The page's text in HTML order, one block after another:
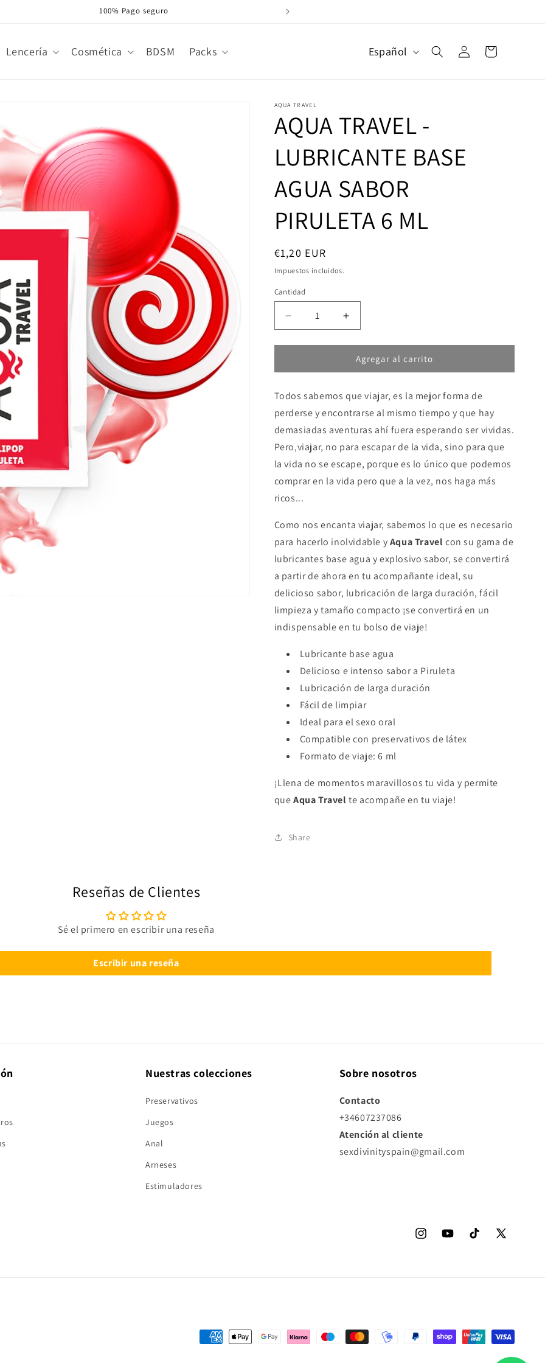
100% Pago seguro
Lencería Cosmética BDSM Packs
a
Español
sesión
Carrito
AQUA TRAVEL
AQUA TRAVEL -
LUBRICANTE BASE
AGUA SABOR
PIRULETA 6 ML
Precio
habitual
€1,20 EUR
Impuestos incluidos.
Cantidad
Reducir
cantidad
para
TRAVEL
LUBRICANTE
BASE
AGUA
SABOR
PIRULETA
6
Aumentar
cantidad
para
AQUA
TRAVEL
LUBRICANTE
BASE
SABOR
PIRULETA
6
ML
Agregar al carrito
Todos sabemos que viajar, es la mejor forma de
perderse y encontrarse al mismo tiempo y que hay
demasiadas aventuras ahí fuera esperando ser vividas.
Pero,viajar, no para escapar de la vida, sino para que
la vida no se escape, porque es lo único que podemos
comprar en la vida pero que a la vez, nos haga más
ricos...
Como nos encanta viajar, sabemos lo que es necesario
para hacerlo inolvidable yAqua Travelcon su gama de
lubricantes base agua y explosivo sabor, se convertirá
a partir de ahora en tu acompañante ideal, su
delicioso sabor, lubricación de larga duración, fácil
limpieza y tamaño compacto ¡se convertirá en un
indispensable en tu bolso de viaje!
Lubricante base agua
Delicioso e intenso sabor a Piruleta
Lubricación de larga duración
Fácil de limpiar
Ideal para el sexo oral
Compatible con preservativos de látex
Formato de viaje: 6 ml
¡Llena de momentos maravillosos tu vida y permite
queAqua Travelte acompañe en tu viaje!
Share
Reseñas de Clientes
Sé el primero en escribir una reseña
Escribir una reseña
Nuestras colecciones
Preservativos
Juegos
Anal
Arneses
Estimuladores
Sobre nosotros
Contacto
+34607237086
Atención al cliente
sexdivinityspain@gmail.com
InstagramYouTubeTikTok
X
Formas